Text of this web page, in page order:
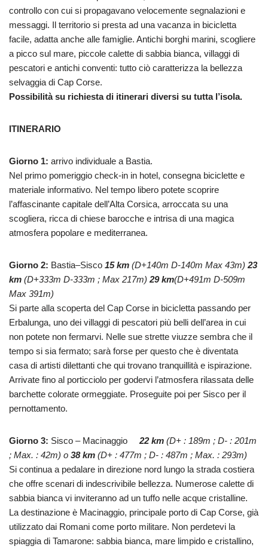
controllo con cui si propagavano velocemente segnalazioni e
messaggi. Il territorio si presta ad una vacanza in bicicletta
facile, adatta anche alle famiglie. Antichi borghi marini, scogliere
a picco sul mare, piccole calette di sabbia bianca, villaggi di
pescatori e antichi conventi: tutto ciò caratterizza la bellezza
selvaggia di Cap Corse.
Possibilità su richiesta di itinerari diversi su tutta l’isola.
ITINERARIO
Giorno 1: arrivo individuale a Bastia.
Nel primo pomeriggio check-in in hotel, consegna biciclette e
materiale informativo. Nel tempo libero potete scoprire
l’affascinante capitale dell’Alta Corsica, arroccata su una
scogliera, ricca di chiese barocche e intrisa di una magica
atmosfera popolare e mediterranea.
Giorno 2: Bastia–Sisco 15 km (D+140m D-140m Max 43m) 23
km (D+333m D-333m ; Max 217m) 29 km(D+491m D-509m
Max 391m)
Si parte alla scoperta del Cap Corse in bicicletta passando per
Erbalunga, uno dei villaggi di pescatori più belli dell’area in cui
non potete non fermarvi. Nelle sue strette viuzze sembra che il
tempo si sia fermato; sarà forse per questo che è diventata
casa di artisti dilettanti che qui trovano tranquillità e ispirazione.
Arrivate fino al porticciolo per godervi l’atmosfera rilassata delle
barchette colorate ormeggiate. Proseguite poi per Sisco per il
pernottamento.
Giorno 3: Sisco – Macinaggio 22 km (D+ : 189m ; D- : 201m
; Max. : 42m) o 38 km (D+ : 477m ; D- : 487m ; Max. : 293m)
Si continua a pedalare in direzione nord lungo la strada costiera
che offre scenari di indescrivibile bellezza. Numerose calette di
sabbia bianca vi inviteranno ad un tuffo nelle acque cristalline.
La destinazione è Macinaggio, principale porto di Cap Corse, già
utilizzato dai Romani come porto militare. Non perdetevi la
spiaggia di Tamarone: sabbia bianca, mare limpido e cristallino,